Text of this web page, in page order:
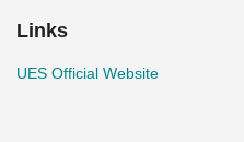
Links
UES Official Website